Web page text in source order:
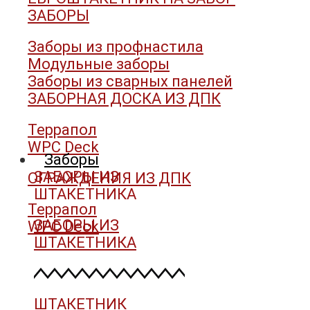
Заборы
ЗАБОРЫ ИЗ
ШТАКЕТНИКА
ЗАБОРЫ ИЗ
ШТАКЕТНИКА
ШТАКЕТНИК
ЗАБОРЫ
Заборы из профнастила
Модульные заборы
Заборы из сварных панелей
ЗАБОРНАЯ ДОСКА ИЗ ДПК
Террапол
WPC Deck
ОГРАЖДЕНИЯ ИЗ ДПК
Террапол
WPC Deck